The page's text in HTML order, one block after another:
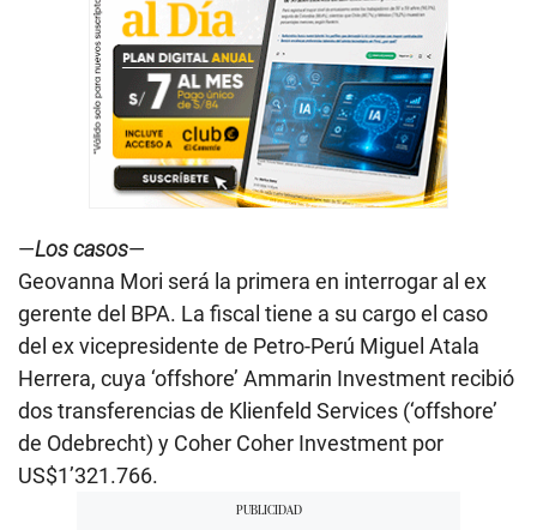
—Los casos—
Geovanna Mori será la primera en interrogar al ex
gerente del BPA. La fiscal tiene a su cargo el caso
del ex vicepresidente de Petro-Perú Miguel Atala
Herrera, cuya ‘offshore’ Ammarin Investment recibió
dos transferencias de Klienfeld Services (‘offshore’
de Odebrecht) y Coher Coher Investment por
US$1’321.766.